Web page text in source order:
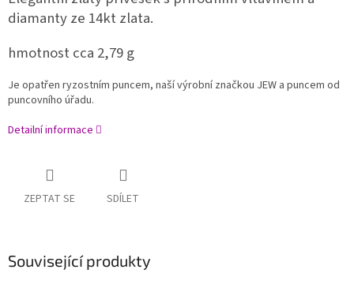
diamanty ze 14kt zlata.
hmotnost cca 2,79 g
Je opatřen ryzostním puncem, naší výrobní značkou JEW a puncem od
puncovního úřadu.
Detailní informace
ZEPTAT SE SDÍLET
Související produkty